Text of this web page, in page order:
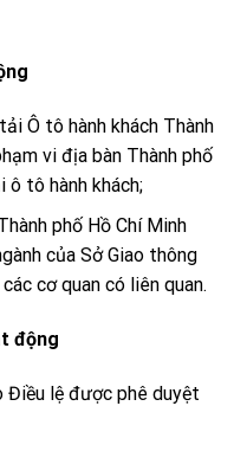
Ô tô hành khách Thành
vi địa bàn Thành phố
ô tô hành khách;
phố Hồ Chí Minh
của Sở Giao thông
cơ quan có liên quan.
động
Điều lệ được phê duyệt